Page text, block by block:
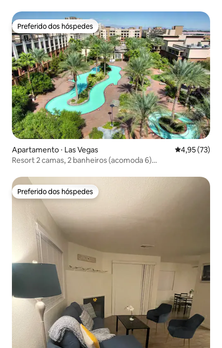
Preferido dos hóspedes
Preferido dos hóspedes
Apartamento ⋅ Las Vegas 4,95 de uma
4,95 (73)
Resort 2 camas, 2 banheiros (acomoda 6)
Preferido dos hóspedes
Preferido dos hóspedes